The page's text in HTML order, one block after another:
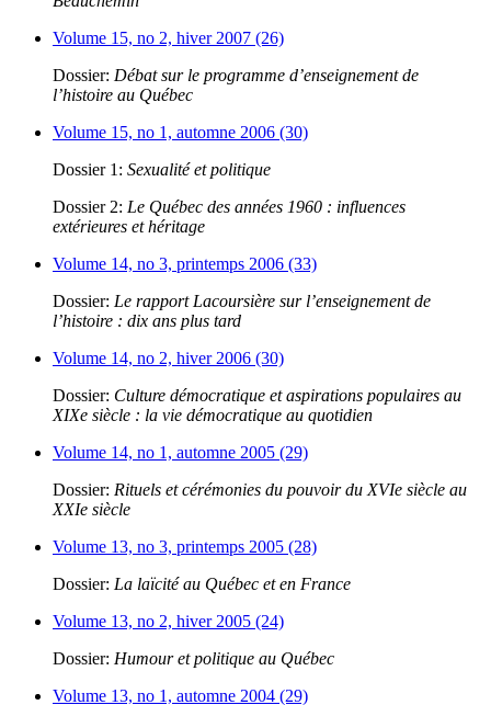
Volume 15, no 2, hiver 2007 (26)
Dossier: Débat sur le programme d’enseignement de
l’histoire au Québec
Volume 15, no 1, automne 2006 (30)
Dossier 1: Sexualité et politique
Dossier 2: Le Québec des années 1960 : influences
extérieures et héritage
Volume 14, no 3, printemps 2006 (33)
Dossier: Le rapport Lacoursière sur l’enseignement de
l’histoire : dix ans plus tard
Volume 14, no 2, hiver 2006 (30)
Dossier: Culture démocratique et aspirations populaires au
XIXe siècle : la vie démocratique au quotidien
Volume 14, no 1, automne 2005 (29)
Dossier: Rituels et cérémonies du pouvoir du XVIe siècle au
XXIe siècle
Volume 13, no 3, printemps 2005 (28)
Dossier: La laïcité au Québec et en France
Volume 13, no 2, hiver 2005 (24)
Dossier: Humour et politique au Québec
Volume 13, no 1, automne 2004 (29)